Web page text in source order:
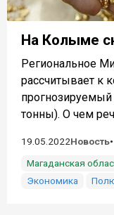
На Колыме
Региональное
рассчитывает к
тонны). О чем
19.05.2022Новость
Магаданская
Экономика